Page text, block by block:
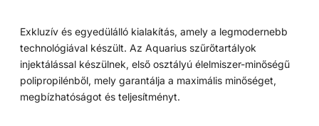
Exkluzív és egyedülálló kialakítás, amely a legmodernebb
technológiával készült. Az Aquarius szűrőtartályok
injektálással készülnek, első osztályú élelmiszer-minőségű
polipropilénből, mely garantálja a maximális minőséget,
megbízhatóságot és teljesítményt.